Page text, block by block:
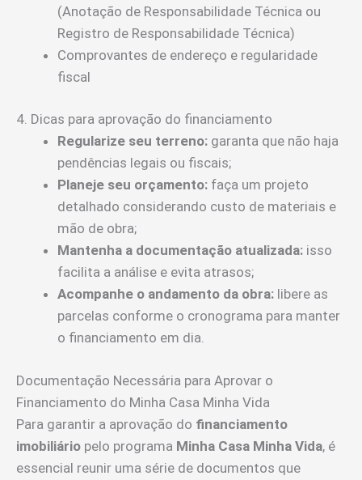
(Anotação de Responsabilidade Técnica ou
Registro de Responsabilidade Técnica)
Comprovantes de endereço e regularidade
fiscal
4. Dicas para aprovação do financiamento
Regularize seu terreno: garanta que não haja
pendências legais ou fiscais;
Planeje seu orçamento: faça um projeto
detalhado considerando custo de materiais e
mão de obra;
Mantenha a documentação atualizada: isso
facilita a análise e evita atrasos;
Acompanhe o andamento da obra: libere as
parcelas conforme o cronograma para manter
o financiamento em dia.
Documentação Necessária para Aprovar o
Financiamento do Minha Casa Minha Vida
Para garantir a aprovação do financiamento
imobiliário pelo programa Minha Casa Minha Vida, é
essencial reunir uma série de documentos que